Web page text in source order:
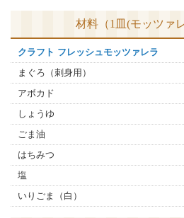
材料（1皿(モッツァ
クラフト フレッシュモッツァレラ
まぐろ（刺身用）
アボカド
しょうゆ
ごま油
はちみつ
塩
いりごま（白）